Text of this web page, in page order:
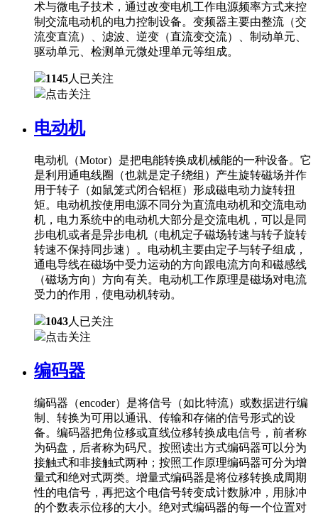
术与微电子技术，通过改变电机工作电源频率方式来控
制交流电动机的电力控制设备。变频器主要由整流（交
流变直流）、滤波、逆变（直流变交流）、制动单元、
驱动单元、检测单元微处理单元等组成。
1145人已关注
点击关注
电动机
电动机（Motor）是把电能转换成机械能的一种设备。它
是利用通电线圈（也就是定子绕组）产生旋转磁场并作
用于转子（如鼠笼式闭合铝框）形成磁电动力旋转扭
矩。电动机按使用电源不同分为直流电动机和交流电动
机，电力系统中的电动机大部分是交流电机，可以是同
步电机或者是异步电机（电机定子磁场转速与转子旋转
转速不保持同步速）。电动机主要由定子与转子组成，
通电导线在磁场中受力运动的方向跟电流方向和磁感线
（磁场方向）方向有关。电动机工作原理是磁场对电流
受力的作用，使电动机转动。
1043人已关注
点击关注
编码器
编码器（encoder）是将信号（如比特流）或数据进行编
制、转换为可用以通讯、传输和存储的信号形式的设
备。编码器把角位移或直线位移转换成电信号，前者称
为码盘，后者称为码尺。按照读出方式编码器可以分为
接触式和非接触式两种；按照工作原理编码器可分为增
量式和绝对式两类。增量式编码器是将位移转换成周期
性的电信号，再把这个电信号转变成计数脉冲，用脉冲
的个数表示位移的大小。绝对式编码器的每一个位置对